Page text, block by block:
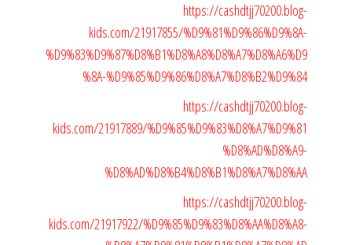
https://cashdtjj70200.blog-
kids.com/21917855/%D9%81%D9%86%D9%8A-
%D9%83%D9%87%D8%B1%D8%A8%D8%A7%D8%A6%D9
%8A-%D9%85%D9%86%D8%A7%D8%B2%D9%84
https://cashdtjj70200.blog-
kids.com/21917889/%D9%85%D9%83%D8%A7%D9%81
%D8%AD%D8%A9-
%D8%AD%D8%B4%D8%B1%D8%A7%D8%AA
https://cashdtjj70200.blog-
kids.com/21917922/%D9%85%D9%83%D8%AA%D8%A8-